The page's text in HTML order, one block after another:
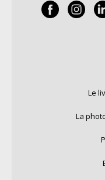
Le
La